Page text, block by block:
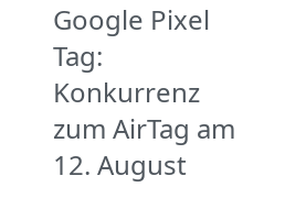
Google Pixel
Tag:
Konkurrenz
zum AirTag am
12. August